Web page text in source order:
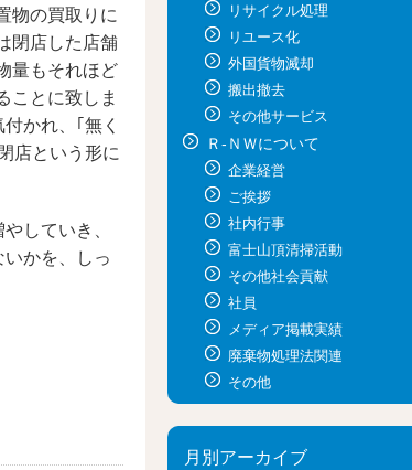
物の買取りに
閉店した店舗
量もそれほど
ことに致しま
かれ、｢無く
店という形に
していき、
かを、しっ
リサイクル処理
リユース化
外国貨物滅却
搬出撤去
その他サービス
Ｒ-ＮＷについて
企業経営
ご挨拶
社内行事
富士山頂清掃活動
その他社会貢献
社員
メディア掲載実績
廃棄物処理法関連
その他
月別アーカイブ